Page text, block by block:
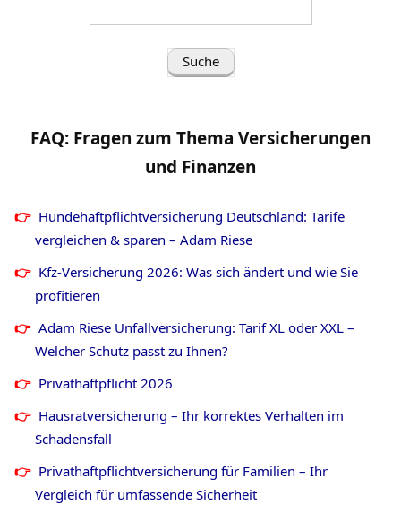
(Frage/Stichwort
FAQ: Fragen zum Thema Versicherungen
und Finanzen
Hundehaftpflichtversicherung Deutschland: Tarife
vergleichen & sparen – Adam Riese
Kfz-Versicherung 2026: Was sich ändert und wie Sie
profitieren
Adam Riese Unfallversicherung: Tarif XL oder XXL –
Welcher Schutz passt zu Ihnen?
Privathaftpflicht 2026
Hausratversicherung – Ihr korrektes Verhalten im
Schadensfall
Privathaftpflichtversicherung für Familien – Ihr
Vergleich für umfassende Sicherheit